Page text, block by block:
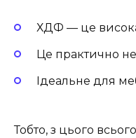
ХДФ — це висока
Це практично
Ідеальне для
Тобто, з цього